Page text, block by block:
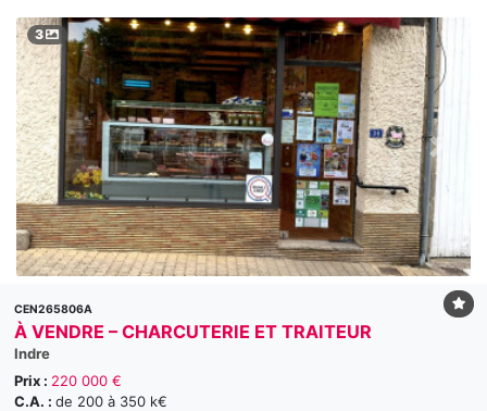
3
CEN265806A
À VENDRE – CHARCUTERIE ET TRAITEUR
Indre
Prix : 220 000 €
C.A. : de 200 à 350 k€